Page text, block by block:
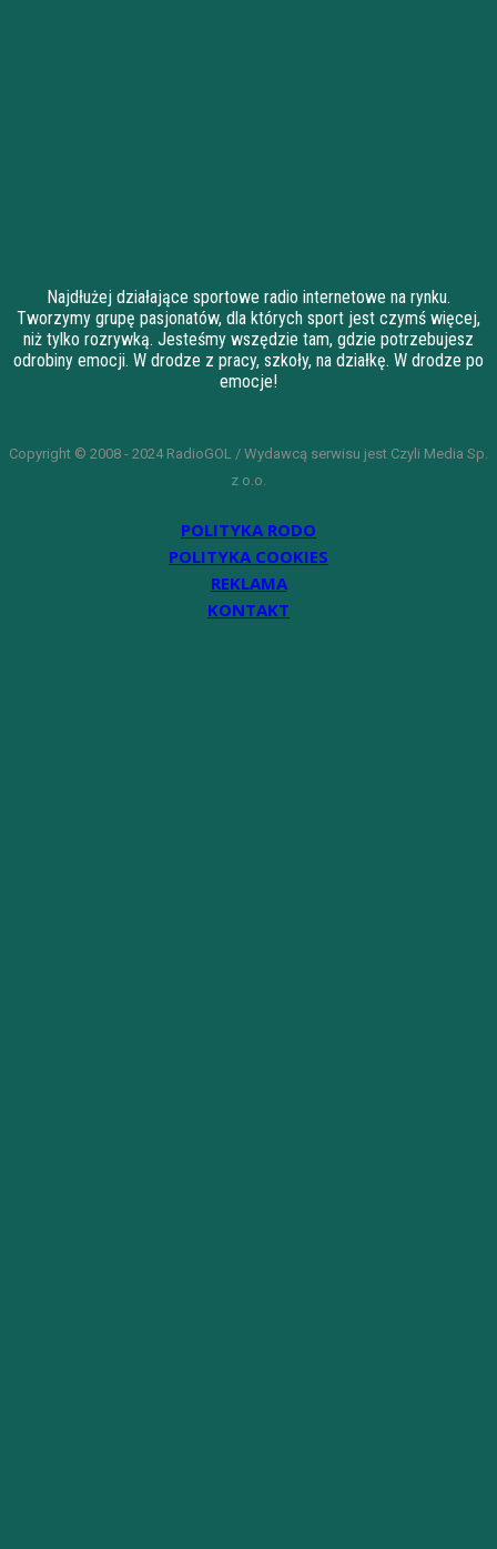
Najdłużej działające sportowe radio internetowe na rynku.
Tworzymy grupę pasjonatów, dla których sport jest czymś więcej,
niż tylko rozrywką. Jesteśmy wszędzie tam, gdzie potrzebujesz
odrobiny emocji. W drodze z pracy, szkoły, na działkę. W drodze po
emocje!
Copyright © 2008 - 2024 RadioGOL / Wydawcą serwisu jest Czyli Media Sp.
z o.o.
POLITYKA RODO
POLITYKA COOKIES
REKLAMA
KONTAKT